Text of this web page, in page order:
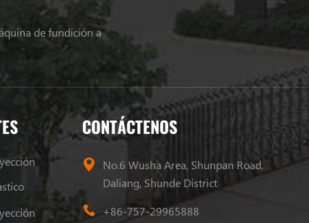
de fundición a
CONTÁCTENOS
No.6 Wusha Area, Shunpan Road,
Daliang, Shunde District
+86-757-29965888